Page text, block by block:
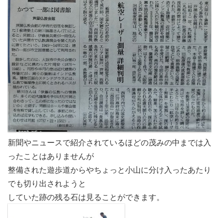
新聞やニュースで紹介されているほどの茂みの中までは入
ったことはありませんが
整備された遊歩道からやちょっと小山に分け入ったあたり
でも切り出されようと
していた跡の残る石は見ることができます。